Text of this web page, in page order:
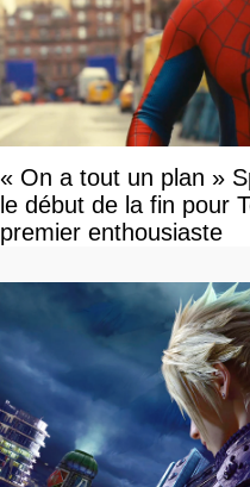
« On a tout un plan »
le début de la fin pour
premier enthousiaste